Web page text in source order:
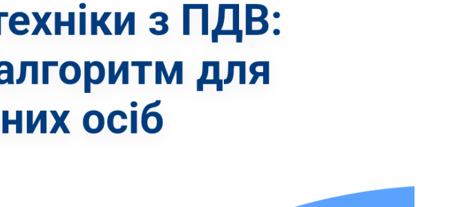
Автогрейдери
Вилкові навантажувачі
Відбійні молотки
Гусеничні бульдозери
Прибиральні машини
Ущільнювачі сміття
(компактори)
Трубоукладачі
Трамбувальний молоток
Телескопічні навантажувачі